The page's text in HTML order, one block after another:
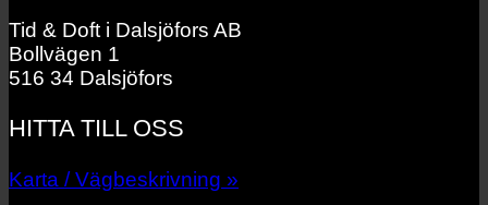
Tid & Doft i Dalsjöfors AB
Bollvägen 1
516 34 Dalsjöfors
HITTA TILL OSS
Karta / Vägbeskrivning »